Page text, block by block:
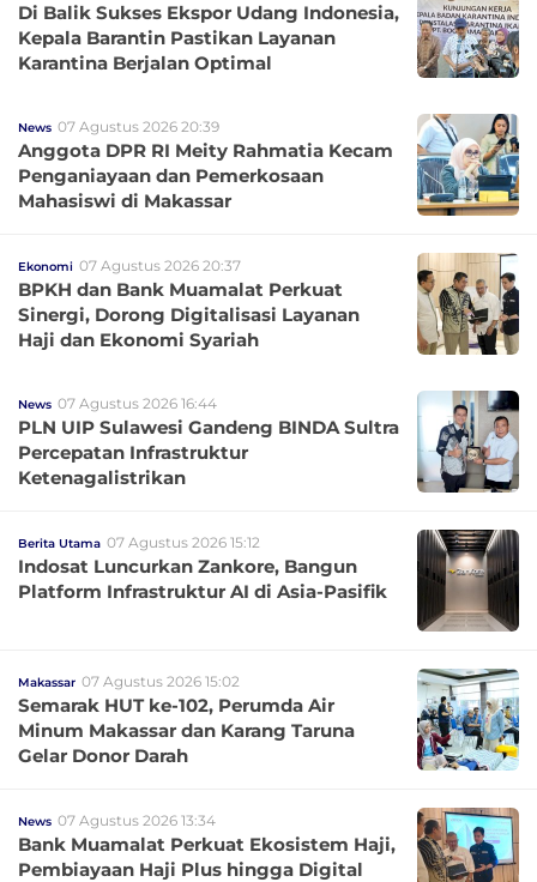
Di Balik Sukses Ekspor Udang Indonesia,
Kepala Barantin Pastikan Layanan
Karantina Berjalan Optimal
News 07 Agustus 2026 20:39
Anggota DPR RI Meity Rahmatia Kecam
Penganiayaan dan Pemerkosaan
Mahasiswi di Makassar
Ekonomi 07 Agustus 2026 20:37
BPKH dan Bank Muamalat Perkuat
Sinergi, Dorong Digitalisasi Layanan
Haji dan Ekonomi Syariah
News 07 Agustus 2026 16:44
PLN UIP Sulawesi Gandeng BINDA Sultra
Percepatan Infrastruktur
Ketenagalistrikan
Berita Utama 07 Agustus 2026 15:12
Indosat Luncurkan Zankore, Bangun
Platform Infrastruktur AI di Asia-Pasifik
Makassar 07 Agustus 2026 15:02
Semarak HUT ke-102, Perumda Air
Minum Makassar dan Karang Taruna
Gelar Donor Darah
News 07 Agustus 2026 13:34
Bank Muamalat Perkuat Ekosistem Haji,
Pembiayaan Haji Plus hingga Digital